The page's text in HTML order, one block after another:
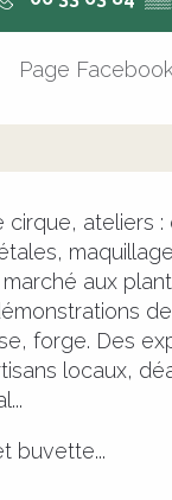
Page
ateliers :
aux
forge. Des
locaux,
buvette...